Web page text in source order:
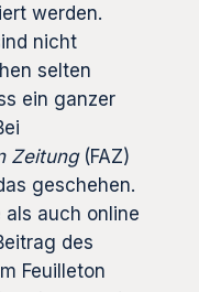
werden.
nicht
selten
ein ganzer
Zeitung(FAZ)
geschehen.
auch online
des
Feuilleton